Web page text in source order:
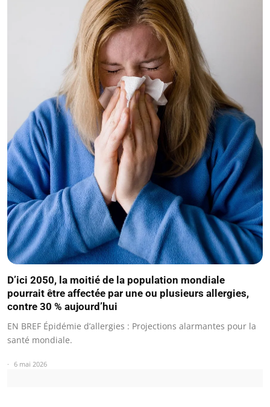
D’ici 2050, la moitié de la population mondiale
pourrait être affectée par une ou plusieurs allergies,
contre 30 % aujourd’hui
EN BREF Épidémie d’allergies : Projections alarmantes pour la
santé mondiale.
6 mai 2026